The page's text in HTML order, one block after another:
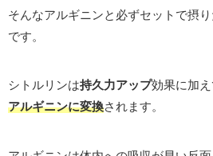
そんなアルギニンと必ずセットで摂り
です。
シトルリンは持久力アップ効果に加
アルギニンに変換されます。